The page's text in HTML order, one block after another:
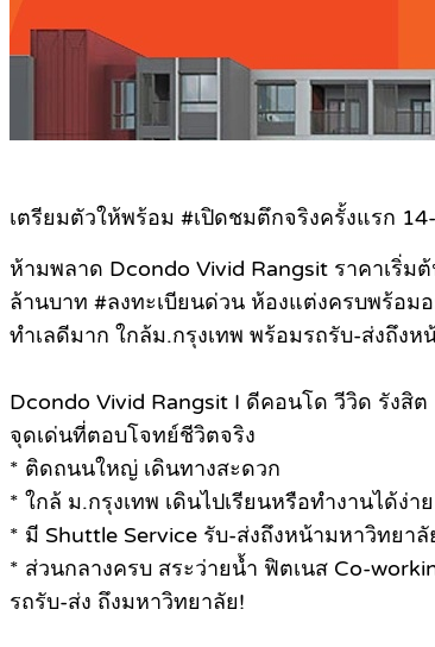
เตรียมตัวให้พร้อม #เปิดชมตึกจริงครั้งแรก
ห้ามพลาด Dcondo Vivid Rangsit ราคาเริ่ม
ล้านบาท #ลงทะเบียนด่วน ห้องแต่งครบพร้อม
ทำเลดีมาก ใกล้ม.กรุงเทพ พร้อมรถรับ-ส่งถึงห
Dcondo Vivid Rangsit I ดีคอนโด วีวิด รังสิต
จุดเด่นที่ตอบโจทย์ชีวิตจริง
* ติดถนนใหญ่ เดินทางสะดวก
* ใกล้ ม.กรุงเทพ เดินไปเรียนหรือทำงานได้ง่าย
* มี Shuttle Service รับ-ส่งถึงหน้ามหาวิทยาลั
* ส่วนกลางครบ สระว่ายน้ำ ฟิตเนส Co-
รถรับ-ส่ง ถึงมหาวิทยาลัย!